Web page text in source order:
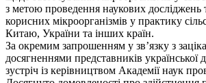
з метою проведення наукових досліджень
корисних мікроорганізмів у практику
Китаю, України та інших країн.
За окремим запрошенням у зв’язку з
досягненнями представників української
зустріч із керівництвом Академії наук